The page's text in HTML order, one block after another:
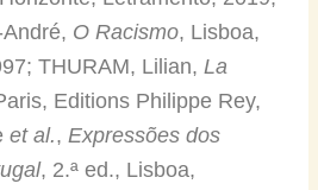
O Racismo, Lisboa,
THURAM, Lilian, La
Editions Philippe Rey,
et al., Expressões dos
, 2.ª ed., Lisboa,